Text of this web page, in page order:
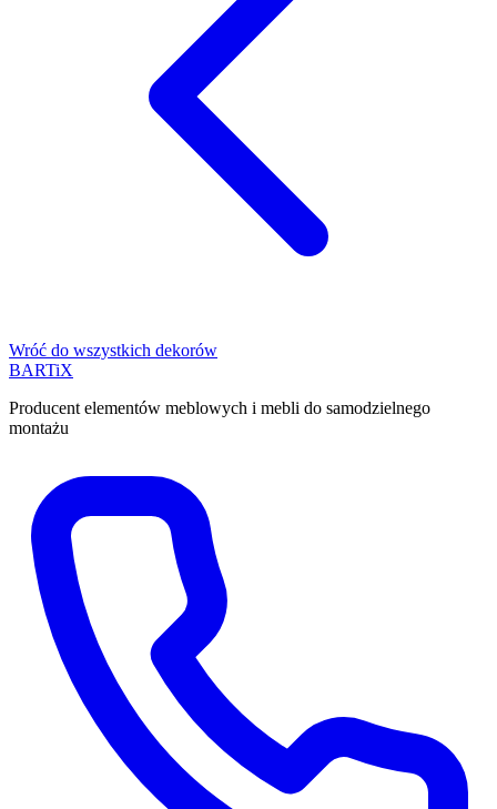
Wróć do wszystkich dekorów
BARTiX
Producent elementów meblowych i mebli do samodzielnego
montażu